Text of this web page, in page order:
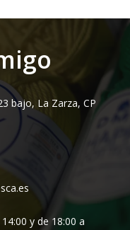
bajo, La Zarza, CP
y de 18:00 a